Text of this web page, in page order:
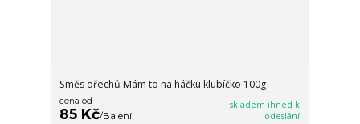
Směs ořechů Mám to na háčku klubíčko 100g
cena od
85 Kč/Balení
skladem ihned k
odeslání